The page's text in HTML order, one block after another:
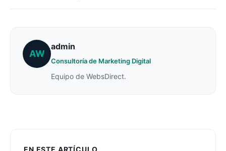
AW
admin
Consultoría de Marketing Digital
Equipo de WebsDirect.